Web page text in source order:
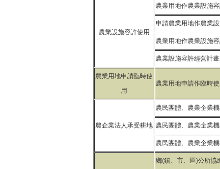
農業設施容許使用
農業用地作農業設施
申請農業用地作農業
農業用地作農業設施
農業設施容許經營計
農業用地申請臨時使
用
農業用地申請作臨時
農企業法人承受耕地
農民團體、農業企業
農民團體、農業企業
農民團體、農業企業
鄉(鎮、市、區)公所協